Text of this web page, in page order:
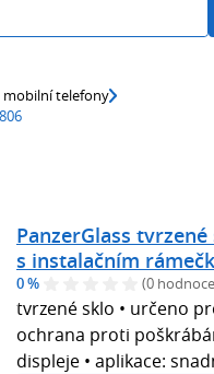
mobilní telefony
PanzerGlass
s instalačním
0 % (0
tvrzené sklo • určeno
ochrana proti
displeje • aplikace: